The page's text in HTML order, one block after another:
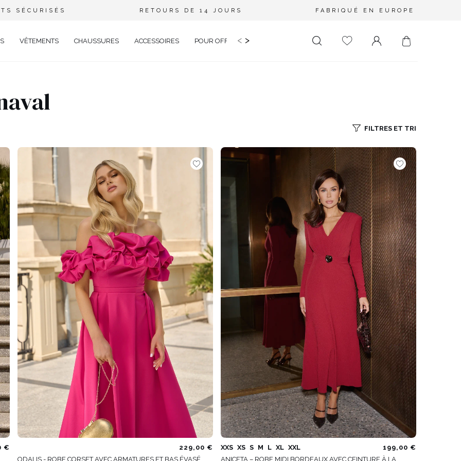
SÉCURISÉS RETOURS DE 14 JOURS FABRIQUÉ EN EUROPE
DANS LE DOS
ENVELOPPE
DIAMANT
ASYMÉTRIQUE
CARMEN
/ BRETELLES
MANCHES
MANCHES
BRETELLES
BRETELLES
CATÉGORIES
POPULAIRES
POUR LE MARIAGE
NOUVEAUTÉS
PLUS
DÉCOUVREZ LES
NOUVEAUTÉS
VOIR TOUS
VÊTEMENTS CHAUSSURES ACCESSOIRES POUR OFFRIR MARIAGE PLUS SIZE SALE
< >
FILTRES ET TRI
€
229,00 €
ODALIS - ROBE CORSET AVEC ARMATURES ET BAS ÉVASÉ
XXS XS S M L XL XXL
199,00 €
ANICETA – ROBE MIDI BORDEAUX AVEC CEINTURE À LA